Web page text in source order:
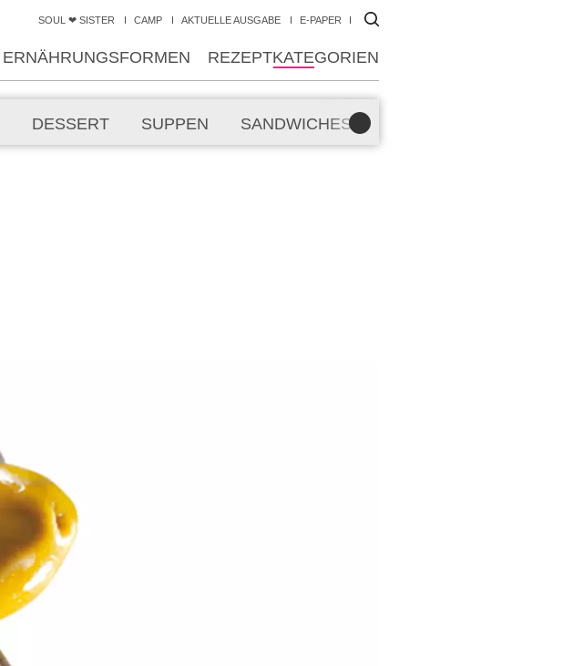
SOUL ❤ SISTER CAMP AKTUELLE AUSGABE E-PAPER
ERNÄHRUNGSFORMEN REZEPTKATEGORIEN
DESSERT SUPPEN SANDWICHES